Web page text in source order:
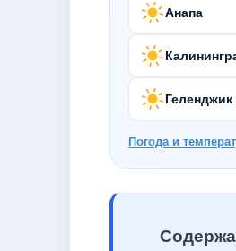
Анапа
Геленджик
Погода и